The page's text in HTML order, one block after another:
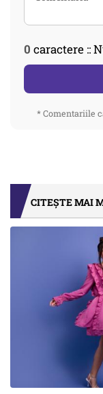
0 caractere ::
* Comentariile
CITEȘTE MAI